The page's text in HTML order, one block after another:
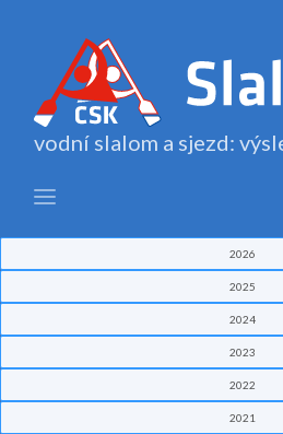
vodní slalom a sjezd:
2026
2025
2024
2023
2022
2021